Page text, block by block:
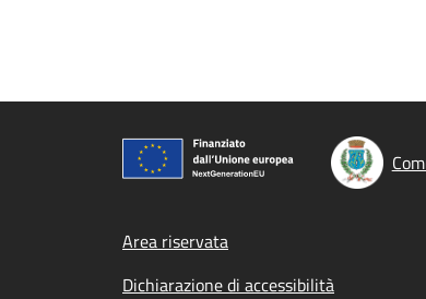
Footer menu
Area riservata
Dichiarazione di accessibilità